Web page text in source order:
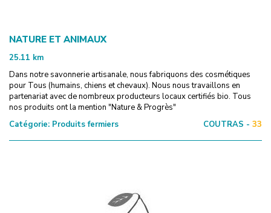
NATURE ET ANIMAUX
25.11 km
Dans notre savonnerie artisanale, nous fabriquons des cosmétiques
pour Tous (humains, chiens et chevaux). Nous nous travaillons en
partenariat avec de nombreux producteurs locaux certifiés bio. Tous
nos produits ont la mention "Nature & Progrès"
Catégorie: Produits fermiers COUTRAS - 33